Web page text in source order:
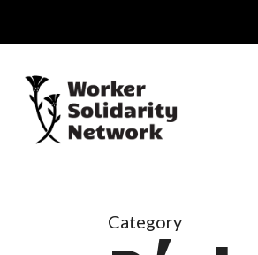
to
content
Category